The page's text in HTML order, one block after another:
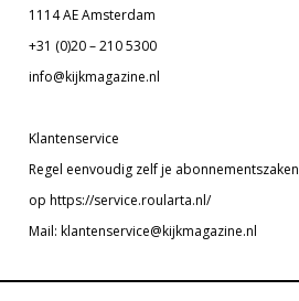
1114 AE Amsterdam
+31 (0)20 – 210 5300
info@kijkmagazine.nl
Klantenservice
Regel eenvoudig zelf je abonnementszaken
op https://service.roularta.nl/
Mail: klantenservice@kijkmagazine.nl